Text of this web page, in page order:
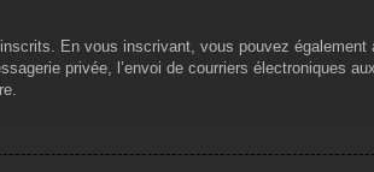
En vous inscrivant, vous pouvez également
privée, l’envoi de courriers électroniques